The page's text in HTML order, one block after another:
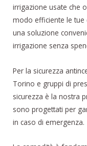
irrigazione usate che
modo efficiente le tue
una soluzione
irrigazione senza
Per la sicurezza
Torino e gruppi di
sicurezza è la nostra
sono progettati per
in caso di emergenza.